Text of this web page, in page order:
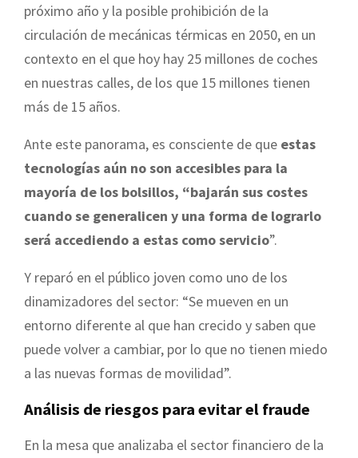
próximo año y la posible prohibición de la
circulación de mecánicas térmicas en 2050, en un
contexto en el que hoy hay 25 millones de coches
en nuestras calles, de los que 15 millones tienen
más de 15 años.
Ante este panorama, es consciente de que estas
tecnologías aún no son accesibles para la
mayoría de los bolsillos, “bajarán sus costes
cuando se generalicen y una forma de lograrlo
será accediendo a estas como servicio”.
Y reparó en el público joven como uno de los
dinamizadores del sector: “Se mueven en un
entorno diferente al que han crecido y saben que
puede volver a cambiar, por lo que no tienen miedo
a las nuevas formas de movilidad”.
Análisis de riesgos para evitar el fraude
En la mesa que analizaba el sector financiero de la